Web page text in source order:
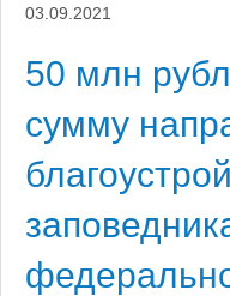
03.09.2021
50 млн
сумму